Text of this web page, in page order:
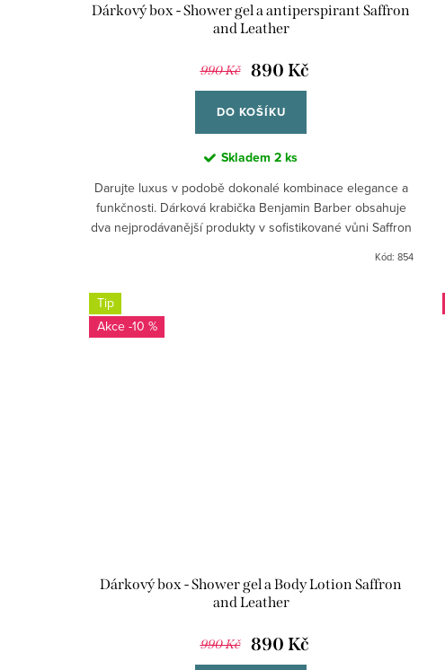
Dárkový box - Shower gel a antiperspirant Saffron
and Leather
990 Kč 890 Kč
DO KOŠÍKU
Skladem2 ks
Darujte luxus v podobě dokonalé kombinace elegance a
funkčnosti. Dárková krabička Benjamin Barber obsahuje
dva nejprodávanější produkty v sofistikované vůni Saffron
Kód: 854
Tip
-10 %
Dárkový box - Shower gel a Body Lotion Saffron
and Leather
990 Kč 890 Kč